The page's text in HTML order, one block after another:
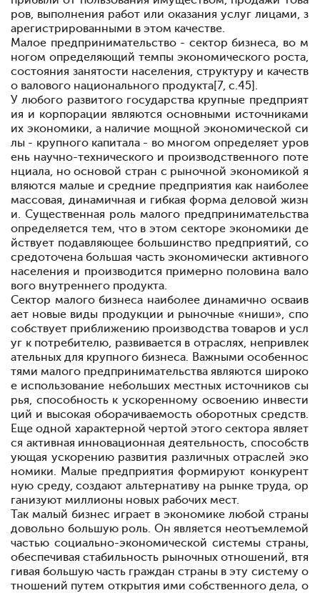
ров, выполнения работ или оказания услуг лицами, з
арегистрированными в этом качестве.
Малое предпринимательство - сектор бизнеса, во м
ногом определяющий темпы экономического роста,
состояния занятости населения, структуру и качеств
о валового национального продукта[7, с.45].
У любого развитого государства крупные предприят
ия и корпорации являются основными источниками
их экономики, а наличие мощной экономической си
лы - крупного капитала - во многом определяет уров
ень научно-технического и производственного поте
нциала, но основой стран с рыночной экономикой я
вляются малые и средние предприятия как наиболее
массовая, динамичная и гибкая форма деловой жизн
и. Существенная роль малого предпринимательства
определяется тем, что в этом секторе экономики де
йствует подавляющее большинство предприятий, со
средоточена большая часть экономически активного
населения и производится примерно половина вало
вого внутреннего продукта.
Сектор малого бизнеса наиболее динамично осваив
ает новые виды продукции и рыночные «ниши», спо
собствует приближению производства товаров и усл
уг к потребителю, развивается в отраслях, непривлек
ательных для крупного бизнеса. Важными особеннос
тями малого предпринимательства являются широко
е использование небольших местных источников сы
рья, способность к ускоренному освоению инвести
ций и высокая оборачиваемость оборотных средств.
Еще одной характерной чертой этого сектора являет
ся активная инновационная деятельность, способств
ующая ускорению развития различных отраслей эко
номики. Малые предприятия формируют конкурент
ную среду, создают альтернативу на рынке труда, ор
ганизуют миллионы новых рабочих мест.
Так малый бизнес играет в экономике любой страны
довольно большую роль. Он является неотъемлемой
частью социально-экономической системы страны,
обеспечивая стабильность рыночных отношений, втя
гивая большую часть граждан страны в эту систему о
тношений путем открытия ими собственного дела, о